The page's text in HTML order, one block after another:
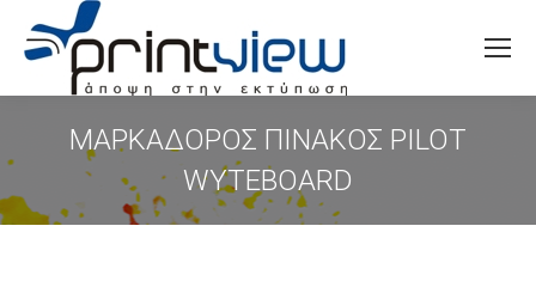
Search:
ΜΑΡΚΑΔΟΡΟΣ ΠΙΝΑΚΟΣ PILOT
WYTEBOARD
You are here: